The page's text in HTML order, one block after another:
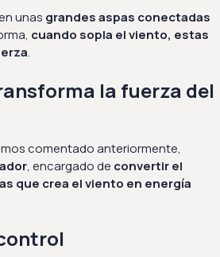
unas grandes aspas conectadas
cuando sopla el viento, estas
.
la fuerza del
comentado anteriormente,
, encargado de convertir el
que crea el viento en energía